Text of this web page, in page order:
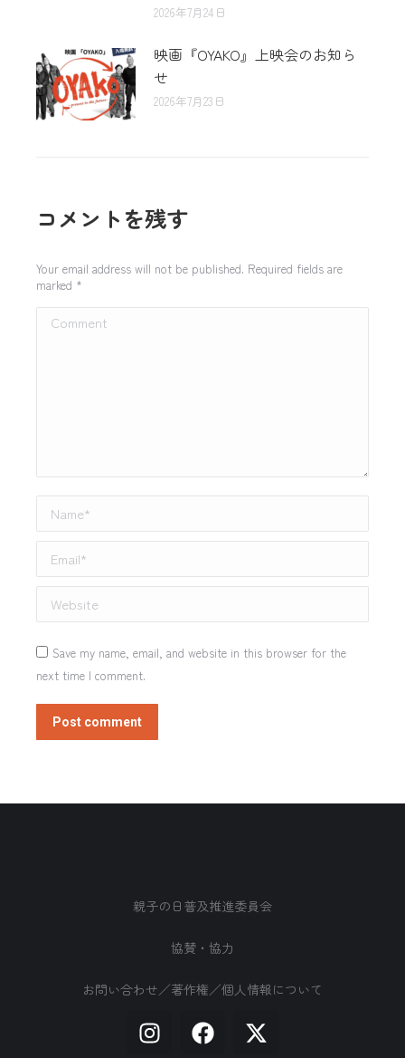
2026年7月24日
映画『OYAKO』上映会のお知ら
せ
2026年7月23日
コメントを残す
Your email address will not be published. Required fields are
marked *
Comment
Name *
Email *
Website
Save my name, email, and website in this browser for the
next time I comment.
Post comment
親子の日普及推進委員会
協賛・協力
お問い合わせ／著作権／個人情報について